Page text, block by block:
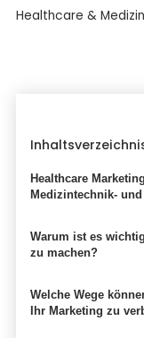
Healthcare &
Healthcare
Medizintechnik-
Warum ist es
zu machen?
Welche Wege
Ihr Marketing zu